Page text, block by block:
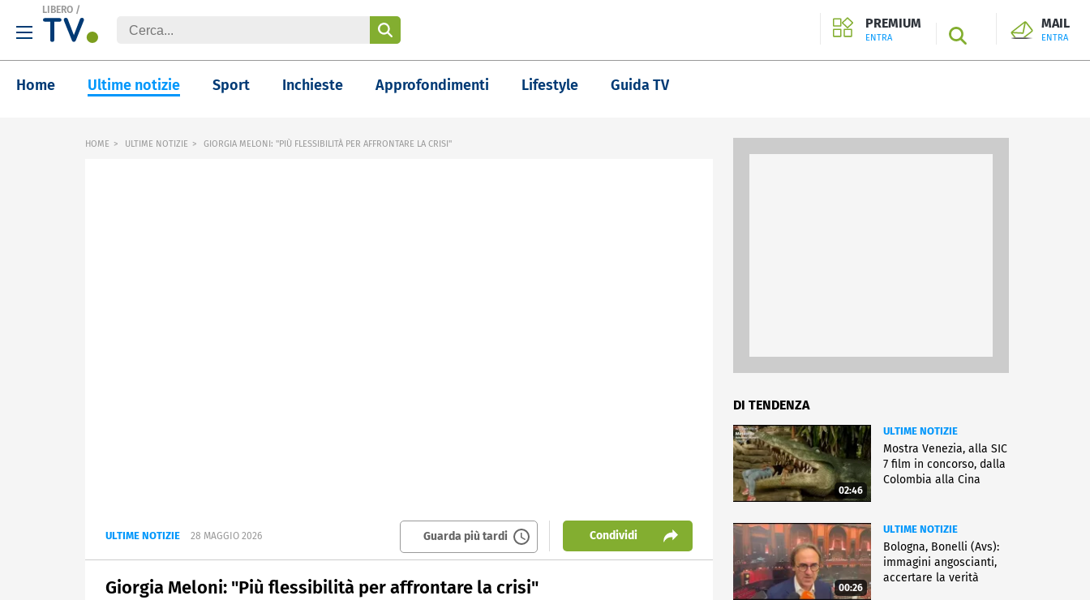
LIBERO /
PREMIUM
ENTRA SEARCH
MAIL
ENTRA
Home Ultime notizie Sport Inchieste Approfondimenti Lifestyle Guida TV
HOME ULTIME NOTIZIE GIORGIA MELONI: "PIÙ FLESSIBILITÀ PER AFFRONTARE LA CRISI"
ULTIME NOTIZIE 28 MAGGIO 2026 Guarda più tardi Condividi
Giorgia Meloni: "Più flessibilità per affrontare la crisi"
DI TENDENZA
02:46
ULTIME NOTIZIE
Mostra Venezia, alla SIC
7 film in concorso, dalla
Colombia alla Cina
00:26
ULTIME NOTIZIE
Bologna, Bonelli (Avs):
immagini angoscianti,
accertare la verità